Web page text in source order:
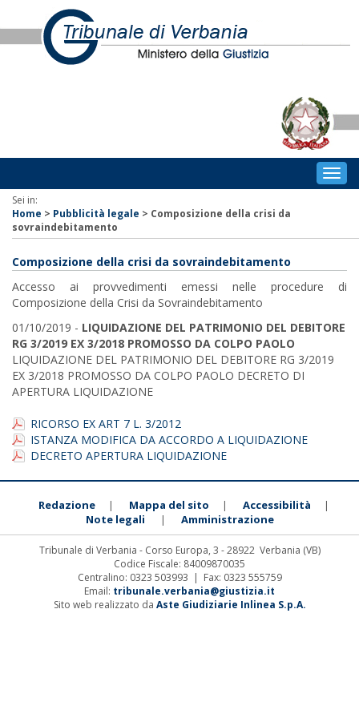
Sei in:
Home > Pubblicità legale > Composizione della crisi da
sovraindebitamento
Composizione della crisi da sovraindebitamento
Accesso ai provvedimenti emessi nelle procedure di
Composizione della Crisi da Sovraindebitamento
01/10/2019 - LIQUIDAZIONE DEL PATRIMONIO DEL DEBITORE
RG 3/2019 EX 3/2018 PROMOSSO DA COLPO PAOLO
LIQUIDAZIONE DEL PATRIMONIO DEL DEBITORE RG 3/2019
EX 3/2018 PROMOSSO DA COLPO PAOLO DECRETO DI
APERTURA LIQUIDAZIONE
RICORSO EX ART 7 L. 3/2012
ISTANZA MODIFICA DA ACCORDO A LIQUIDAZIONE
DECRETO APERTURA LIQUIDAZIONE
Redazione | Mappa del sito | Accessibilità |
Note legali | Amministrazione
Tribunale di Verbania - Corso Europa, 3 - 28922 Verbania (VB)
Codice Fiscale: 84009870035
Centralino: 0323 503993 | Fax: 0323 555759
Email: tribunale.verbania@giustizia.it
Sito web realizzato da Aste Giudiziarie Inlinea S.p.A.